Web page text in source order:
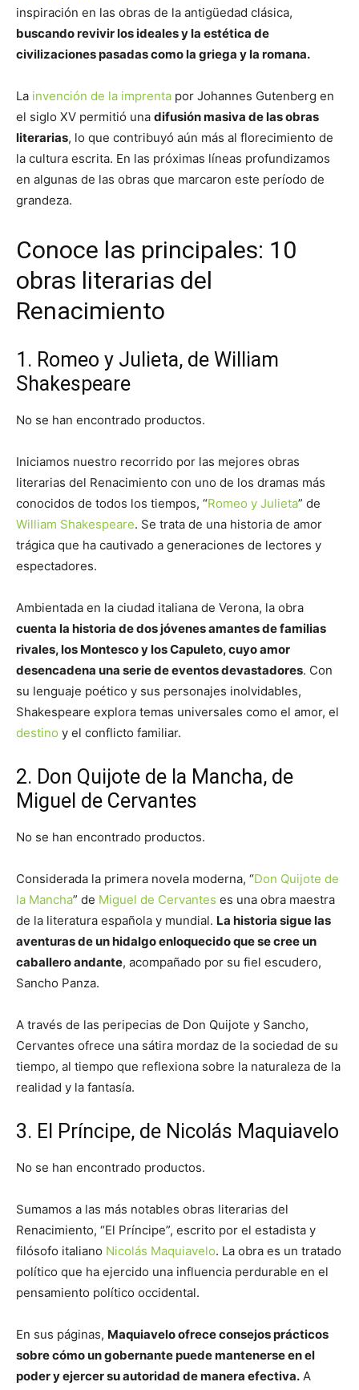
inspiración en las obras de la antigüedad clásica,
buscando revivir los ideales y la estética de
civilizaciones pasadas como la griega y la romana.
La invención de la imprenta por Johannes Gutenberg en
el siglo XV permitió una difusión masiva de las obras
literarias, lo que contribuyó aún más al florecimiento de
la cultura escrita. En las próximas líneas profundizamos
en algunas de las obras que marcaron este período de
grandeza.
Conoce las principales: 10
obras literarias del
Renacimiento
1. Romeo y Julieta, de William
Shakespeare
No se han encontrado productos.
Iniciamos nuestro recorrido por las mejores obras
literarias del Renacimiento con uno de los dramas más
conocidos de todos los tiempos, “Romeo y Julieta” de
William Shakespeare. Se trata de una historia de amor
trágica que ha cautivado a generaciones de lectores y
espectadores.
Ambientada en la ciudad italiana de Verona, la obra
cuenta la historia de dos jóvenes amantes de familias
rivales, los Montesco y los Capuleto, cuyo amor
desencadena una serie de eventos devastadores. Con
su lenguaje poético y sus personajes inolvidables,
Shakespeare explora temas universales como el amor, el
destino y el conflicto familiar.
2. Don Quijote de la Mancha, de
Miguel de Cervantes
No se han encontrado productos.
Considerada la primera novela moderna, “Don Quijote de
la Mancha” de Miguel de Cervantes es una obra maestra
de la literatura española y mundial. La historia sigue las
aventuras de un hidalgo enloquecido que se cree un
caballero andante, acompañado por su fiel escudero,
Sancho Panza.
A través de las peripecias de Don Quijote y Sancho,
Cervantes ofrece una sátira mordaz de la sociedad de su
tiempo, al tiempo que reflexiona sobre la naturaleza de la
realidad y la fantasía.
3. El Príncipe, de Nicolás Maquiavelo
No se han encontrado productos.
Sumamos a las más notables obras literarias del
Renacimiento, “El Príncipe”, escrito por el estadista y
filósofo italiano Nicolás Maquiavelo. La obra es un tratado
político que ha ejercido una influencia perdurable en el
pensamiento político occidental.
En sus páginas, Maquiavelo ofrece consejos prácticos
sobre cómo un gobernante puede mantenerse en el
poder y ejercer su autoridad de manera efectiva. A